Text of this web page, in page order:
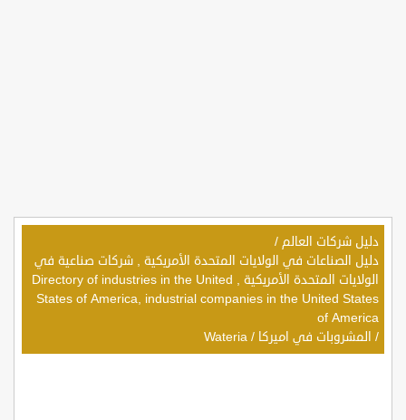
دليل شركات العالم /
دليل الصناعات في الولايات المتحدة الأمريكية , شركات صناعية في
الولايات المتحدة الأمريكية , Directory of industries in the United
States of America, industrial companies in the United States
of America
/ المشروبات في اميركا /
Wateria